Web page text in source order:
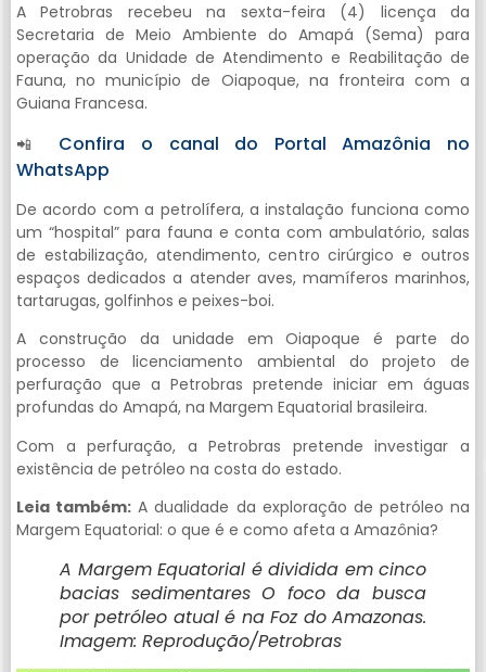
A Petrobras recebeu na sexta-feira (4) licença da
Secretaria de Meio Ambiente do Amapá (Sema) para
operação da Unidade de Atendimento e Reabilitação de
Fauna, no município de Oiapoque, na fronteira com a
Guiana Francesa.
📲 Confira o canal do Portal Amazônia no
WhatsApp
De acordo com a petrolífera, a instalação funciona como
um “hospital” para fauna e conta com ambulatório, salas
de estabilização, atendimento, centro cirúrgico e outros
espaços dedicados a atender aves, mamíferos marinhos,
tartarugas, golfinhos e peixes-boi.
A construção da unidade em Oiapoque é parte do
processo de licenciamento ambiental do projeto de
perfuração que a Petrobras pretende iniciar em águas
profundas do Amapá, na Margem Equatorial brasileira.
Com a perfuração, a Petrobras pretende investigar a
existência de petróleo na costa do estado.
Leia também: A dualidade da exploração de petróleo na
Margem Equatorial: o que é e como afeta a Amazônia?
A Margem Equatorial é dividida em cinco
bacias sedimentares O foco da busca
por petróleo atual é na Foz do Amazonas.
Imagem: Reprodução/Petrobras